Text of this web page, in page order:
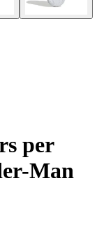
per
Man